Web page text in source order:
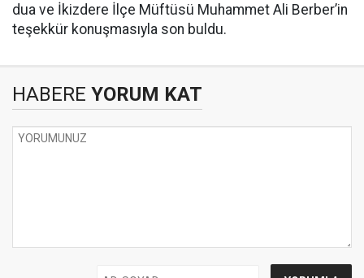
dua ve İkizdere İlçe Müftüsü Muhammet Ali Berber’in
teşekkür konuşmasıyla son buldu.
HABERE YORUM KAT